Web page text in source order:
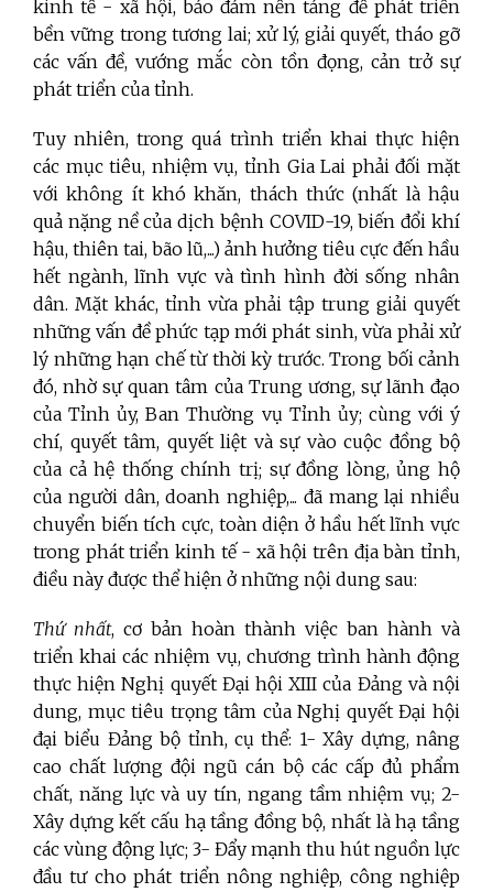
kinh tế - xã hội, bảo đảm nền tảng để phát triển
bền vững trong tương lai; xử lý, giải quyết, tháo gỡ
các vấn đề, vướng mắc còn tồn đọng, cản trở sự
phát triển của tỉnh.
Tuy nhiên, trong quá trình triển khai thực hiện
các mục tiêu, nhiệm vụ, tỉnh Gia Lai phải đối mặt
với không ít khó khăn, thách thức (nhất là hậu
quả nặng nề của dịch bệnh COVID-19, biến đổi khí
hậu, thiên tai, bão lũ,...) ảnh hưởng tiêu cực đến hầu
hết ngành, lĩnh vực và tình hình đời sống nhân
dân. Mặt khác, tỉnh vừa phải tập trung giải quyết
những vấn đề phức tạp mới phát sinh, vừa phải xử
lý những hạn chế từ thời kỳ trước. Trong bối cảnh
đó, nhờ sự quan tâm của Trung ương, sự lãnh đạo
của Tỉnh ủy, Ban Thường vụ Tỉnh ủy; cùng với ý
chí, quyết tâm, quyết liệt và sự vào cuộc đồng bộ
của cả hệ thống chính trị; sự đồng lòng, ủng hộ
của người dân, doanh nghiệp,... đã mang lại nhiều
chuyển biến tích cực, toàn diện ở hầu hết lĩnh vực
trong phát triển kinh tế - xã hội trên địa bàn tỉnh,
điều này được thể hiện ở những nội dung sau:
Thứ nhất, cơ bản hoàn thành việc ban hành và
triển khai các nhiệm vụ, chương trình hành động
thực hiện Nghị quyết Đại hội XIII của Đảng và nội
dung, mục tiêu trọng tâm của Nghị quyết Đại hội
đại biểu Đảng bộ tỉnh, cụ thể: 1- Xây dựng, nâng
cao chất lượng đội ngũ cán bộ các cấp đủ phẩm
chất, năng lực và uy tín, ngang tầm nhiệm vụ; 2-
Xây dựng kết cấu hạ tầng đồng bộ, nhất là hạ tầng
các vùng động lực; 3- Đẩy mạnh thu hút nguồn lực
đầu tư cho phát triển nông nghiệp, công nghiệp